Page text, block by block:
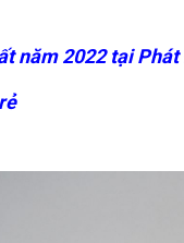
năm 2022 tại